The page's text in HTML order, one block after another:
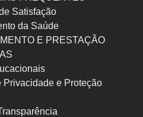
Satisfação
da Saúde
E PRESTAÇÃO
Privacidade e Proteção